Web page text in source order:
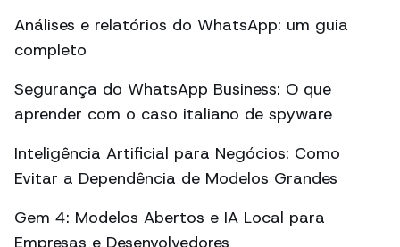
Análises e relatórios do WhatsApp: um guia
completo
Segurança do WhatsApp Business: O que
aprender com o caso italiano de spyware
Inteligência Artificial para Negócios: Como
Evitar a Dependência de Modelos Grandes
Gem 4: Modelos Abertos e IA Local para
Empresas e Desenvolvedores